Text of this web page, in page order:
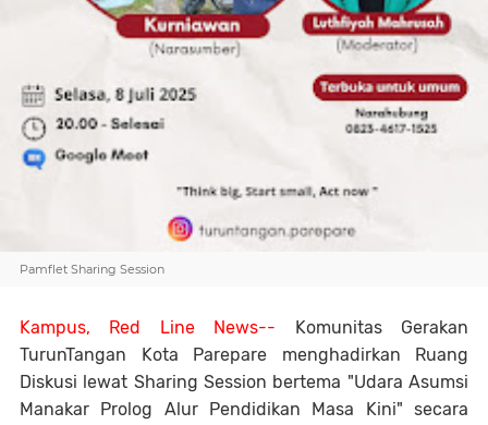
Pamflet Sharing Session
Kampus, Red Line News-- Komunitas Gerakan
TurunTangan Kota Parepare menghadirkan Ruang
Diskusi lewat Sharing Session bertema "Udara Asumsi
Manakar Prolog Alur Pendidikan Masa Kini" secara